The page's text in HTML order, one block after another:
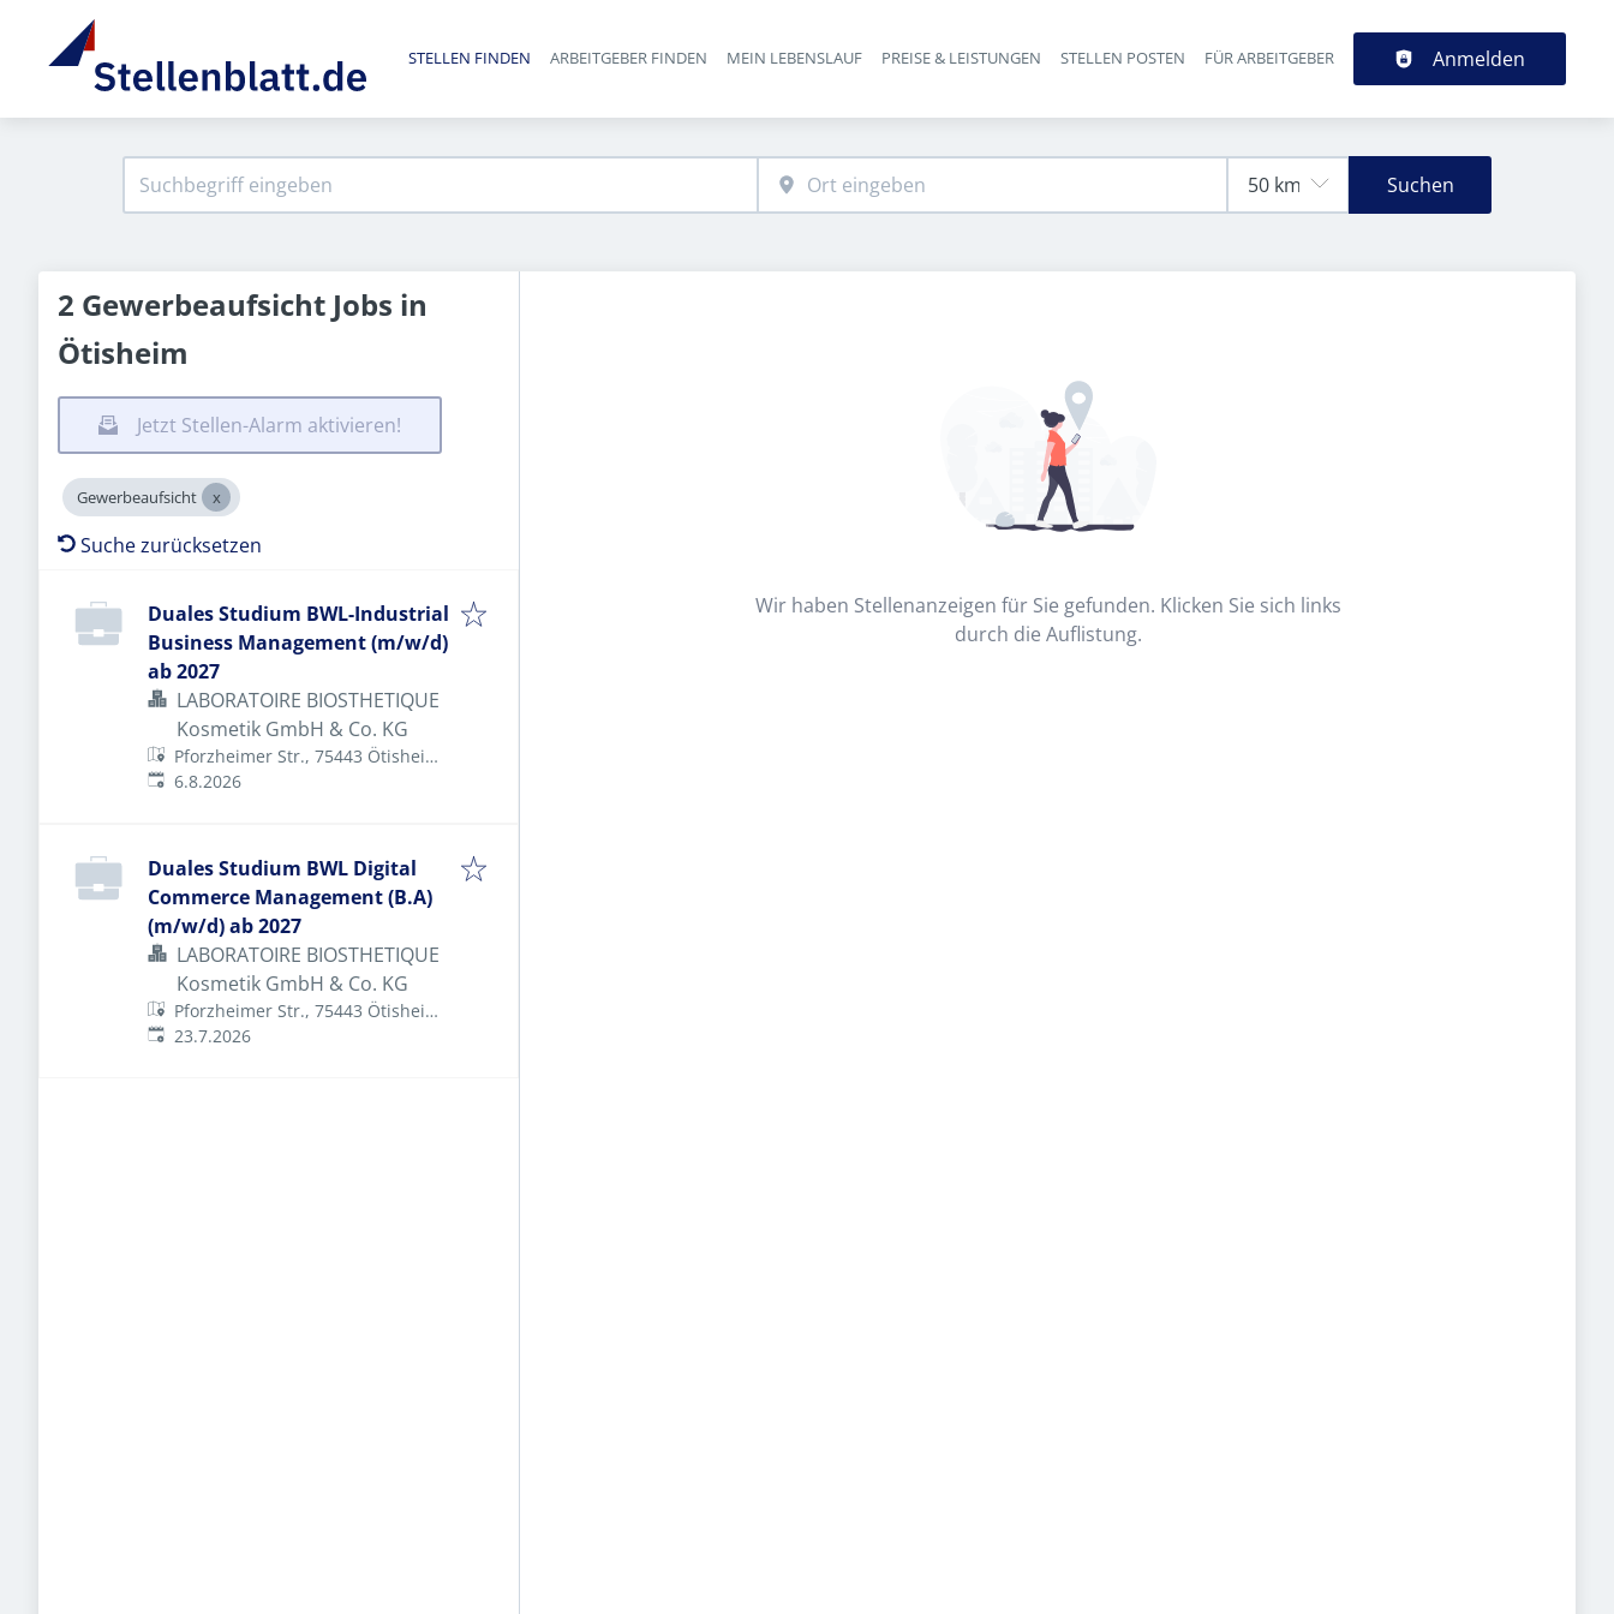
Haupt-Navigation
STELLEN FINDEN ARBEITGEBER FINDEN MEIN LEBENSLAUF PREISE & LEISTUNGEN STELLEN POSTEN FÜR ARBEITGEBER Anmelden
Suchen
2 Gewerbeaufsicht Jobs in
Ötisheim
Jetzt Stellen-Alarm aktivieren!
Gewerbeaufsicht
Suche zurücksetzen
Duales Studium BWL-Industrial
Business Management (m/w/d)
ab 2027
LABORATOIRE BIOSTHETIQUE
Kosmetik GmbH & Co. KG
Pforzheimer Str., 75443 Ötisheim,
Deutschland
Veröffentlicht
6.8.2026
Duales Studium BWL Digital
Commerce Management (B.A)
(m/w/d) ab 2027
LABORATOIRE BIOSTHETIQUE
Kosmetik GmbH & Co. KG
Pforzheimer Str., 75443 Ötisheim,
Deutschland
Veröffentlicht
23.7.2026
Wir haben Stellenanzeigen für Sie gefunden. Klicken Sie sich links
durch die Auflistung.